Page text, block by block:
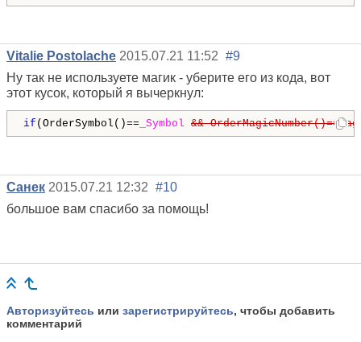
Vitalie Postolache 2015.07.21 11:52 #9
Ну так не используете магик - уберите его из кода, вот
этот кусок, который я вычеркнул:
if (OrderSymbol()== _Symbol &&
Санек 2015.07.21 12:32 #10
большое вам спасибо за помощь!
Авторизуйтесь или зарегистрируйтесь, чтобы добавить
комментарий